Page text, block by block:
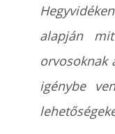
alapján
orvosoknak
igénybe